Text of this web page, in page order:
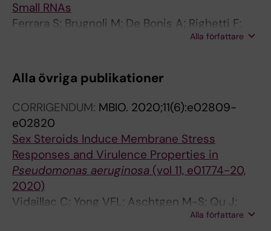
Small RNAs
Ferrara S; Brugnoli M; De Bonis A; Righetti F;
Delvillani F; Deho G; Horner D; Briani F; Bertoni
Alla författare
Alla övriga publikationer
CORRIGENDUM: MBIO. 2020;11(6):e02809-
e02820
Sex Steroids Induce Membrane Stress
Responses and Virulence Properties in
Pseudomonas aeruginosa (vol 11, e01774-20,
2020)
Vidaillac C; Yong VFL; Aschtgen M-S; Qu J;
Yang S; Xu G; Seng ZJ; Brown AC; Ali MK; Jaggi
Alla författare